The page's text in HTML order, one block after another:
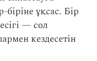
ұқсас. Бір
— сол
кездесетін